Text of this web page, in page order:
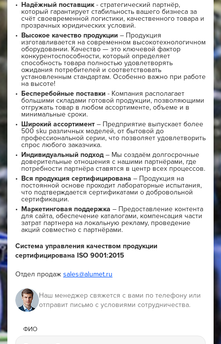
Надёжный поставщик- стратегический партнёр,
который гарантирует стабильность вашего бизнеса за
счёт своевременной логистики, качественного товара и
прозрачных юридических условий.
Высокое качество продукции – Продукция
изготавливается на современном высокотехнологичном
оборудовании. Качество — это ключевой фактор
конкурентоспособности, который определяет
способность товара полностью удовлетворять
ожидания потребителей и соответствовать
установленным стандартам. Особенно важно при работе
на высоте!
Бесперебойные поставки - Компания располагает
большими складами готовой продукции, позволяющими
отгружать товар в любом ассортименте, объеме и в
минимальные сроки.
Широкий ассортимент – Предприятие выпускает более
500 sku различных моделей, от бытовой до
профессиональной серии, что позволяет удовлетворить
спрос любого заказчика.
Индивидуальный подход – Мы создаём долгосрочные
доверительные отношения с нашими партнёрами, где
потребности партнёра ставятся в центр всех процессов.
Вся продукция сертифицирована – Продукция на
постоянной основе проходит лабораторные испытания,
что подтверждается сертификатами о добровольной
сертификации.
Маркетинговая поддержка – Предоставление контента
для сайта, обеспечение каталогами, компенсация части
затрат партнера на локальную рекламу, проведение
акций совместно с партнёрами.
Система управления качеством продукции
сертифицирована ISO 9001:2015
Отдел продаж sales@alumet.ru
Наш менеджер свяжется с вами по телефону или
отправит письмо с условиями сотрудничества.
ФИО